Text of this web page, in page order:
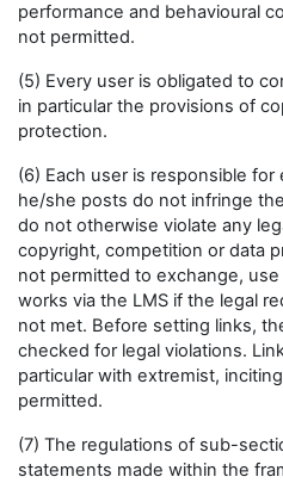
performance and behavioural
not permitted.
(5) Every user is obligated to
in particular the provisions of
protection.
(6) Each user is responsible
he/she posts do not infringe
do not otherwise violate any
copyright, competition or data
not permitted to exchange,
works via the LMS if the legal
not met. Before setting links,
checked for legal violations.
particular with extremist,
permitted.
(7) The regulations of sub-
statements made within the